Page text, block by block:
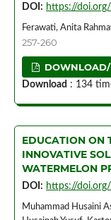
DOI: https://
Ferawati, Anita
257-260
Download : 134
EDUCATION ON
INNOVATIVE
WATERMELON
DOI: https://
Muhammad Husaini